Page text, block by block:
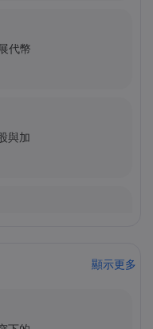
代幣
與加
顯示更多